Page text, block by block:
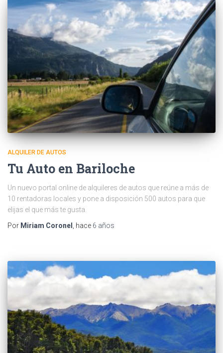
ALQUILER DE AUTOS
Tu Auto en Bariloche
Un nuevo portal online de alquileres de autos que reúne a más de
10 rentadoras locales y pone a disposición 500 autos para que
elijas el que más te gusta.
Por Miriam Coronel , hace 6 años